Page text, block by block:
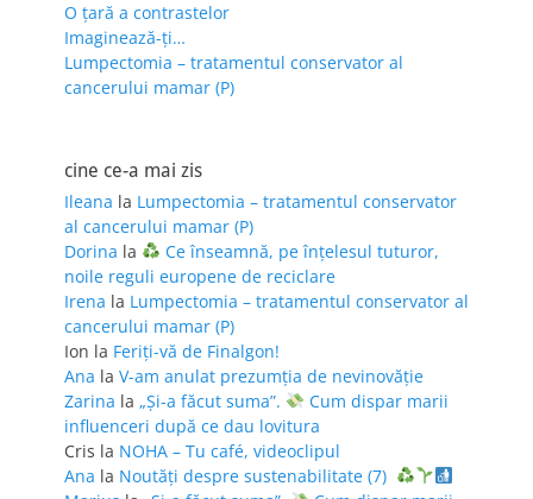
O țară a contrastelor
Imaginează-ți…
Lumpectomia – tratamentul conservator al
cancerului mamar (P)
cine ce-a mai zis
Ileana la Lumpectomia – tratamentul conservator
al cancerului mamar (P)
Dorina la
Ce înseamnă, pe înțelesul tuturor,
noile reguli europene de reciclare
Irena la Lumpectomia – tratamentul conservator al
cancerului mamar (P)
Ion la Feriţi-vă de Finalgon!
Ana la V-am anulat prezumția de nevinovăție
Zarina la „Și-a făcut suma”.
Cum dispar marii
influenceri după ce dau lovitura
Cris la NOHA – Tu café, videoclipul
Ana la Noutăți despre sustenabilitate (7)